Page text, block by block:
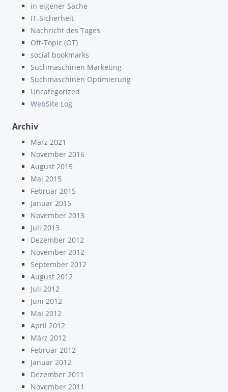
in eigener Sache
IT-Sicherheit
Nachricht des Tages
Off-Topic (OT)
social bookmarks
Suchmaschinen Marketing
Suchmaschinen Optimierung
Uncategorized
WebSite Log
Archiv
März 2021
November 2016
August 2015
Mai 2015
Februar 2015
Januar 2015
November 2013
Juli 2013
Dezember 2012
November 2012
September 2012
August 2012
Juli 2012
Juni 2012
Mai 2012
April 2012
März 2012
Februar 2012
Januar 2012
Dezember 2011
November 2011